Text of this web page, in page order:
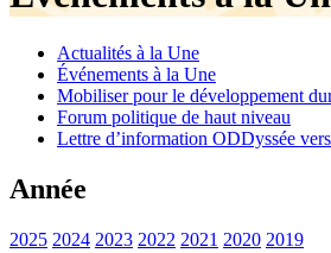
Actualités à la Une
Événements à la Une
Mobiliser pour le développement
Forum politique de haut niveau
Lettre d’information ODDyssée
Année
2025 2024 2023 2022 2021 2020 2019